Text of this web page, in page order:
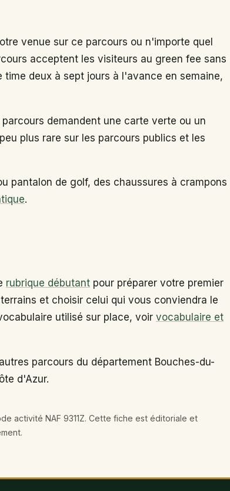
venue sur ce parcours ou n'importe quel
acceptent les visiteurs au green fee sans
deux à sept jours à l'avance en semaine,
demandent une carte verte ou un
plus rare sur les parcours publics et les
pantalon de golf, des chaussures à crampons
.
rubrique débutant pour préparer votre premier
et choisir celui qui vous conviendra le
utilisé sur place, voir vocabulaire et
parcours du département Bouches-du-
d'Azur.
activité NAF 9311Z. Cette fiche est éditoriale et